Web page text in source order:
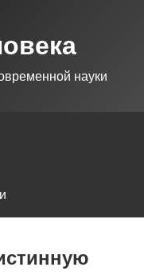
науки